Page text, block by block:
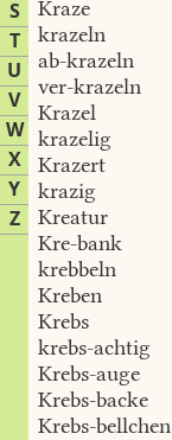
S
T
U
V
W
X
Y
Z
Kraze
krazeln
ab-krazeln
ver-krazeln
Krazel
krazelig
Krazert
krazig
Kreatur
Kre-bank
krebbeln
Kreben
Krebs
krebs-achtig
Krebs-auge
Krebs-backe
Krebs-bellchen